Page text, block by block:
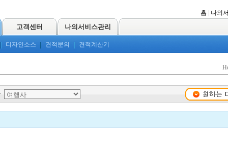
홈 나의
고객센터 나의서비스관리
디자인소스 견적문의 견적계산기